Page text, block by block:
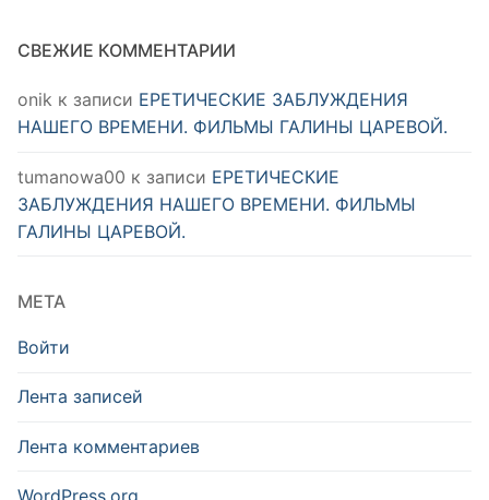
СВЕЖИЕ КОММЕНТАРИИ
onik к записи ЕРЕТИЧЕСКИЕ ЗАБЛУЖДЕНИЯ
НАШЕГО ВРЕМЕНИ. ФИЛЬМЫ ГАЛИНЫ ЦАРЕВОЙ.
tumanowa00 к записи ЕРЕТИЧЕСКИЕ
ЗАБЛУЖДЕНИЯ НАШЕГО ВРЕМЕНИ. ФИЛЬМЫ
ГАЛИНЫ ЦАРЕВОЙ.
МЕТА
Войти
Лента записей
Лента комментариев
WordPress.org